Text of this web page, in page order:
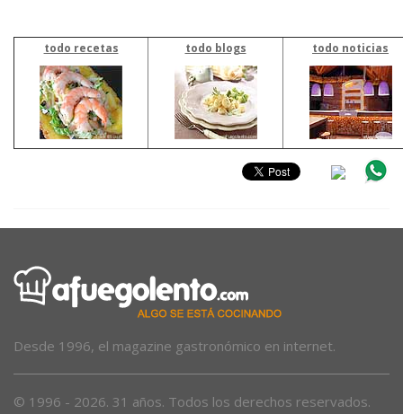
todo recetas todo blogs todo noticias
Desde 1996, el magazine gastronómico en internet.
© 1996 - 2026. 31 años. Todos los derechos reservados.